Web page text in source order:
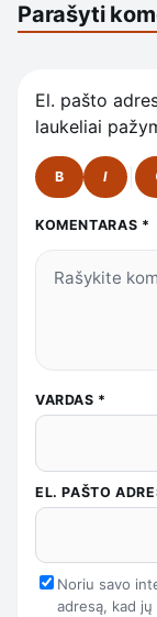
Parašyti
El. pašto
laukeliai
B I
KOMENTARAS *
VARDAS *
EL. PAŠTO
Noriu savo
adresą, kad